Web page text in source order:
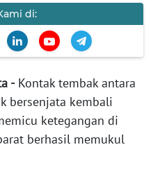
di:
-Kontak tembak antara
bersenjata kembali
ketegangan di
berhasil memukul